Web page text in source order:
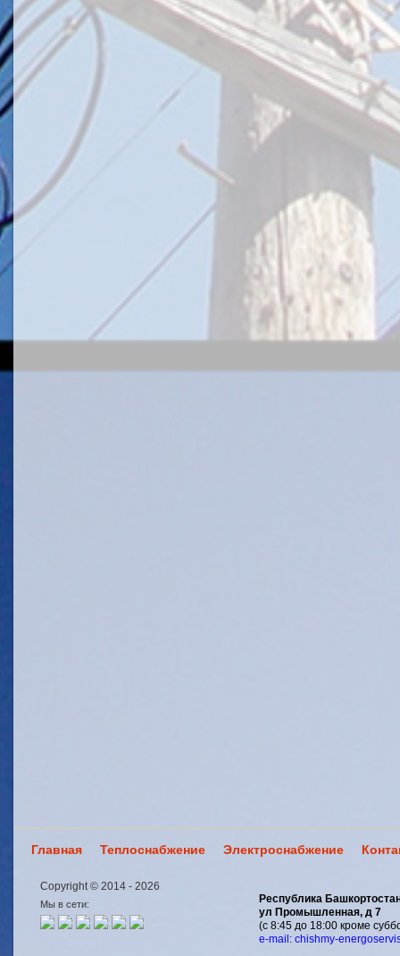
Главная Теплоснабжение Электроснабжение
Copyright © 2014 - 2026
Мы в сети:
Республика
ул Промышленная, д 7
(с 8:45 до 18:00 кроме
e-mail: chishmy-